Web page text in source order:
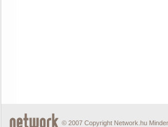
© 2007 Copyright Network.hu